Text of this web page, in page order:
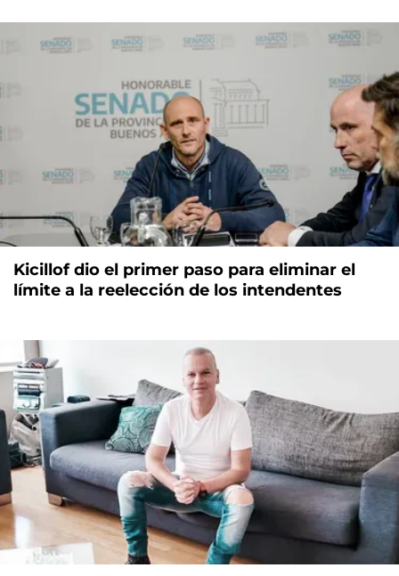
Kicillof dio el primer paso para eliminar el
límite a la reelección de los intendentes